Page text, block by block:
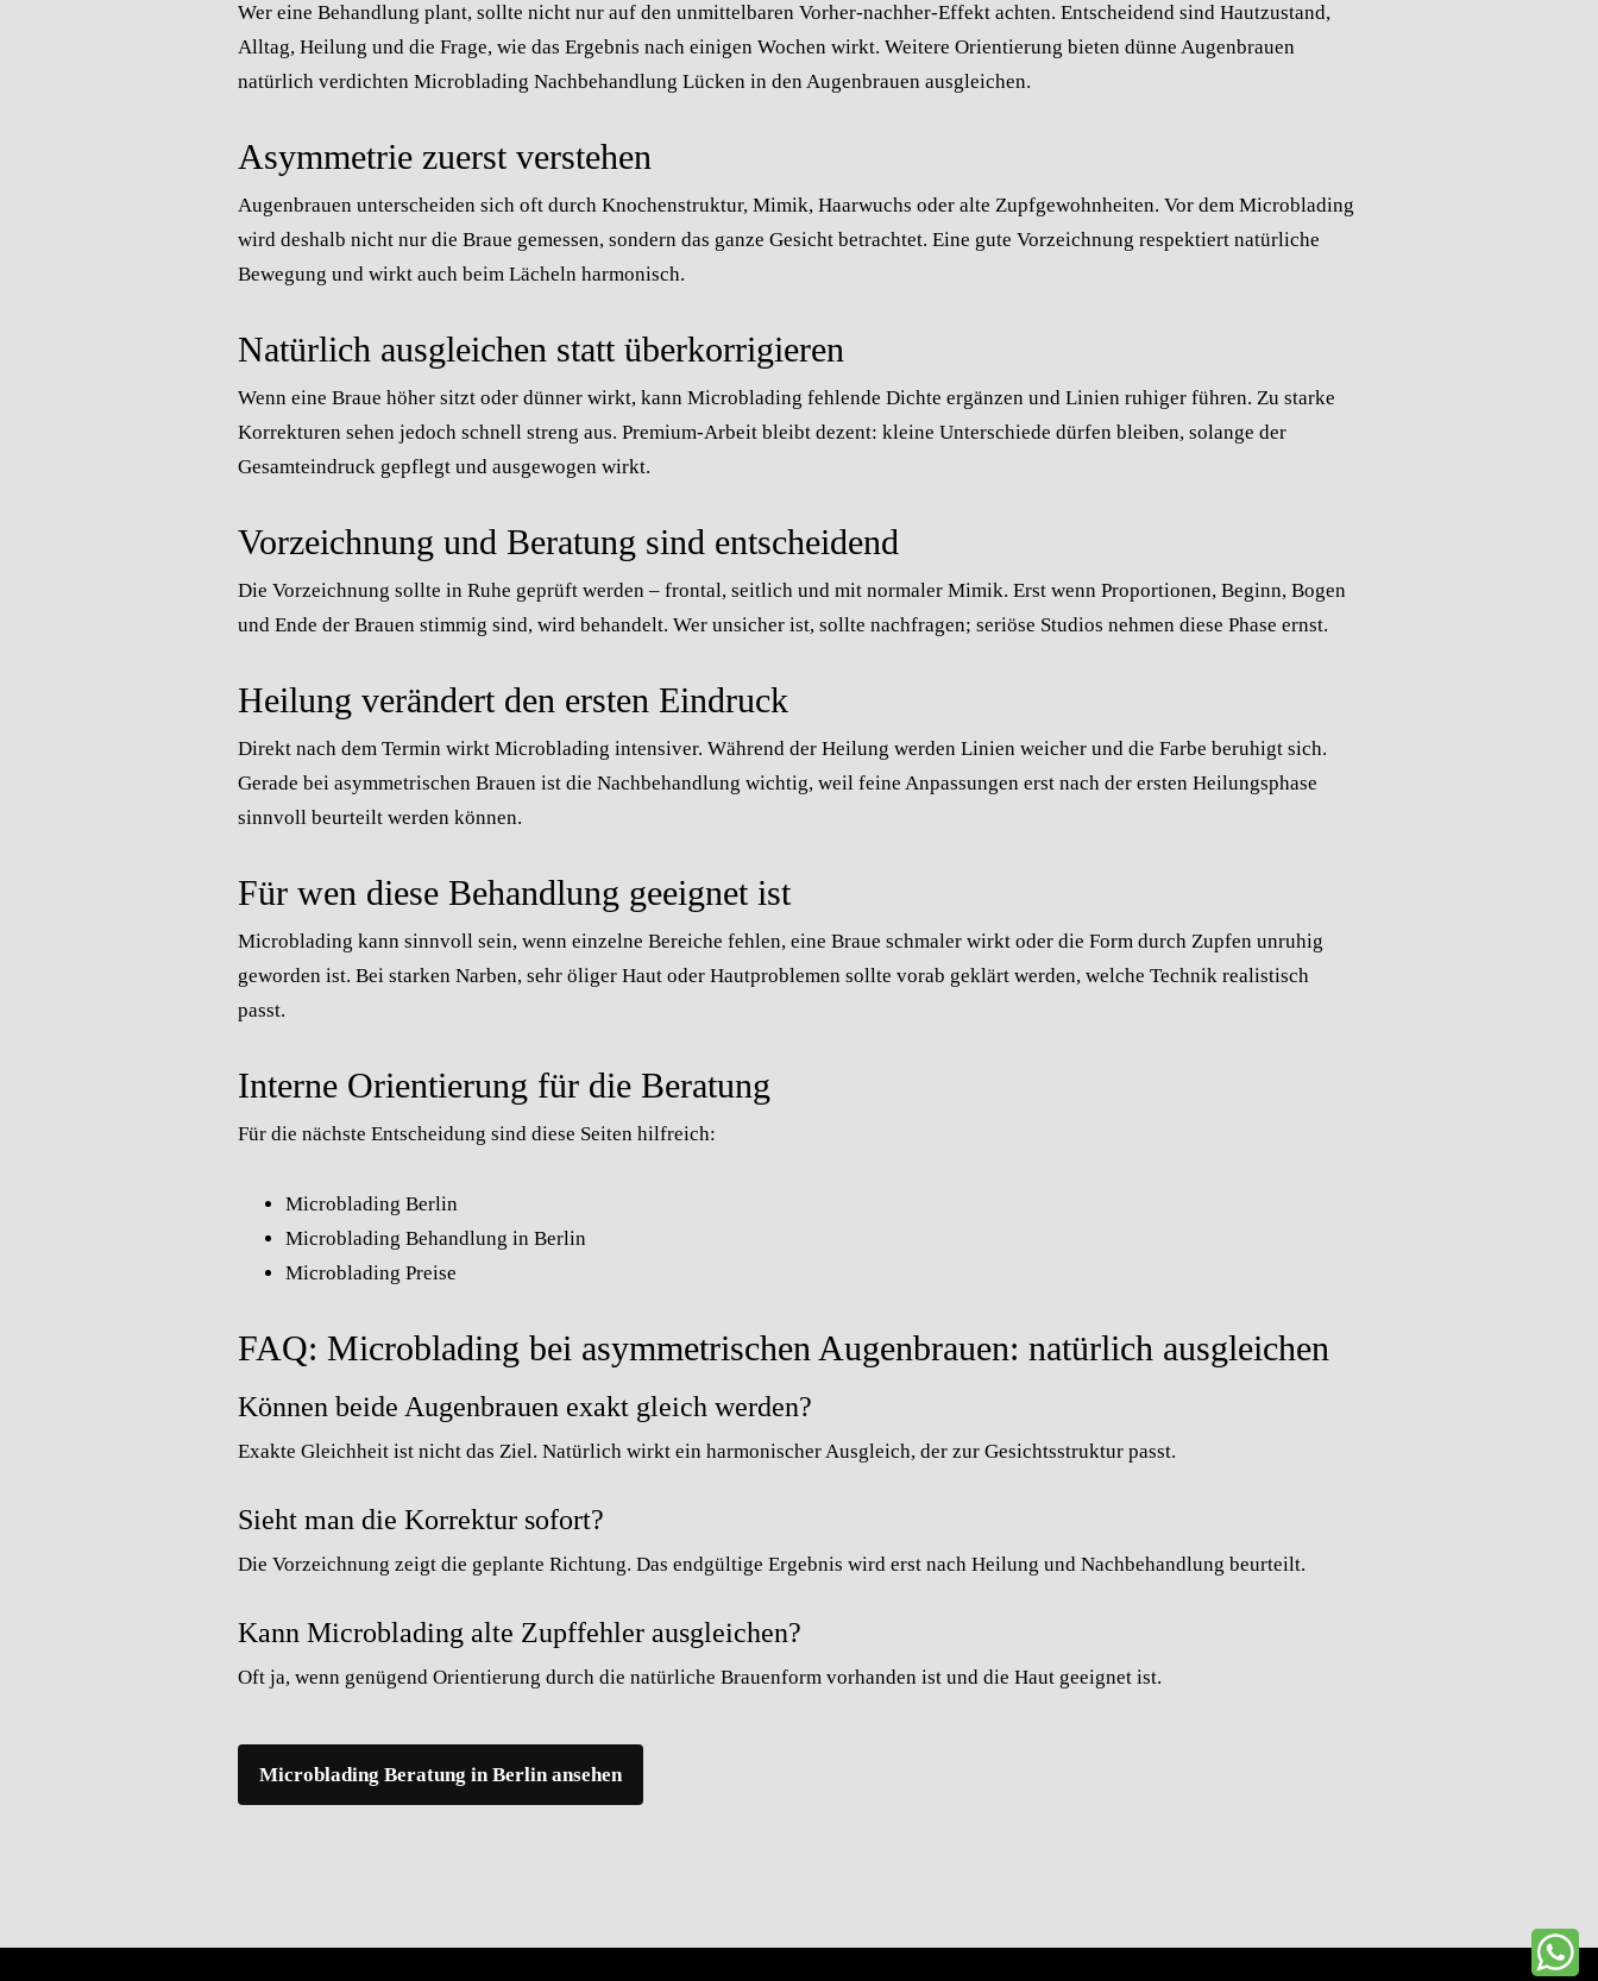
Wer eine Behandlung plant, sollte nicht nur auf den unmittelbaren Vorher-nachher-Effekt achten. Entscheidend sind Hautzustand,
Alltag, Heilung und die Frage, wie das Ergebnis nach einigen Wochen wirkt. Weitere Orientierung bieten dünne Augenbrauen
natürlich verdichten Microblading Nachbehandlung Lücken in den Augenbrauen ausgleichen.
Asymmetrie zuerst verstehen
Augenbrauen unterscheiden sich oft durch Knochenstruktur, Mimik, Haarwuchs oder alte Zupfgewohnheiten. Vor dem Microblading
wird deshalb nicht nur die Braue gemessen, sondern das ganze Gesicht betrachtet. Eine gute Vorzeichnung respektiert natürliche
Bewegung und wirkt auch beim Lächeln harmonisch.
Natürlich ausgleichen statt überkorrigieren
Wenn eine Braue höher sitzt oder dünner wirkt, kann Microblading fehlende Dichte ergänzen und Linien ruhiger führen. Zu starke
Korrekturen sehen jedoch schnell streng aus. Premium-Arbeit bleibt dezent: kleine Unterschiede dürfen bleiben, solange der
Gesamteindruck gepflegt und ausgewogen wirkt.
Vorzeichnung und Beratung sind entscheidend
Die Vorzeichnung sollte in Ruhe geprüft werden – frontal, seitlich und mit normaler Mimik. Erst wenn Proportionen, Beginn, Bogen
und Ende der Brauen stimmig sind, wird behandelt. Wer unsicher ist, sollte nachfragen; seriöse Studios nehmen diese Phase ernst.
Heilung verändert den ersten Eindruck
Direkt nach dem Termin wirkt Microblading intensiver. Während der Heilung werden Linien weicher und die Farbe beruhigt sich.
Gerade bei asymmetrischen Brauen ist die Nachbehandlung wichtig, weil feine Anpassungen erst nach der ersten Heilungsphase
sinnvoll beurteilt werden können.
Für wen diese Behandlung geeignet ist
Microblading kann sinnvoll sein, wenn einzelne Bereiche fehlen, eine Braue schmaler wirkt oder die Form durch Zupfen unruhig
geworden ist. Bei starken Narben, sehr öliger Haut oder Hautproblemen sollte vorab geklärt werden, welche Technik realistisch
passt.
Interne Orientierung für die Beratung
Für die nächste Entscheidung sind diese Seiten hilfreich:
Microblading Berlin
Microblading Behandlung in Berlin
Microblading Preise
FAQ: Microblading bei asymmetrischen Augenbrauen: natürlich ausgleichen
Können beide Augenbrauen exakt gleich werden?
Exakte Gleichheit ist nicht das Ziel. Natürlich wirkt ein harmonischer Ausgleich, der zur Gesichtsstruktur passt.
Sieht man die Korrektur sofort?
Die Vorzeichnung zeigt die geplante Richtung. Das endgültige Ergebnis wird erst nach Heilung und Nachbehandlung beurteilt.
Kann Microblading alte Zupffehler ausgleichen?
Oft ja, wenn genügend Orientierung durch die natürliche Brauenform vorhanden ist und die Haut geeignet ist.
Microblading Beratung in Berlin ansehen